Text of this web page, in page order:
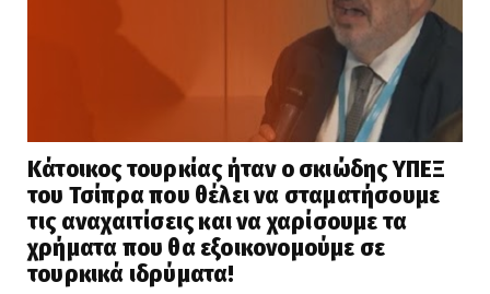
Κάτοικος τουρκίας ήταν ο σκιώδης ΥΠΕΞ
του Τσίπρα που θέλει να σταματήσουμε
τις αναχαιτίσεις και να χαρίσουμε τα
χρήματα που θα εξοικονομούμε σε
τουρκικά ιδρύματα!